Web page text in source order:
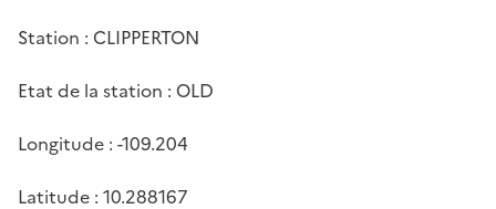
Station : CLIPPERTON
Etat de la station : OLD
Longitude : -109.204
Latitude : 10.288167